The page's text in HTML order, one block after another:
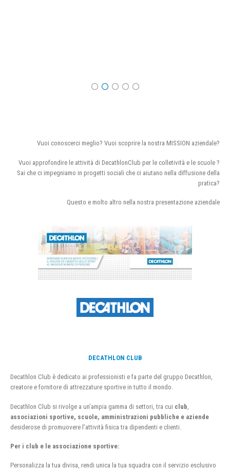
Vuoi conoscerci meglio? Vuoi scoprire la nostra MISSION aziendale?
Vuoi approfondire le attività di DecathlonClub per le colletività e le scuole ?
Sai che ci impegniamo in progetti sociali che ci aiutano nella diffusione della
pratica?
Questo e molto altro nella nostra presentazione aziendale
DECATHLON CLUB
Decathlon Club è dedicato ai professionisti e fa parte del gruppo Decathlon,
creatore e fornitore di attrezzature sportive in tutto il mondo.
Decathlon Club si rivolge a un’ampia gamma di settori, tra cui club
associazioni sportive, scuole, amministrazioni pubbliche e aziende
desiderose di promuovere l’attività fisica tra dipendenti e clienti.
Per i club e le associazione sportive:
Personalizza la tua divisa, rendi unica la tua squadra con il servizio esclusivo